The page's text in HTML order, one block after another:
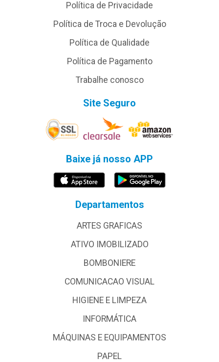
Política de Privacidade
Política de Troca e Devolução
Política de Qualidade
Política de Pagamento
Trabalhe conosco
Site Seguro
Baixe já nosso APP
Departamentos
ARTES GRAFICAS
ATIVO IMOBILIZADO
BOMBONIERE
COMUNICACAO VISUAL
HIGIENE E LIMPEZA
INFORMÁTICA
MÁQUINAS E EQUIPAMENTOS
PAPEL